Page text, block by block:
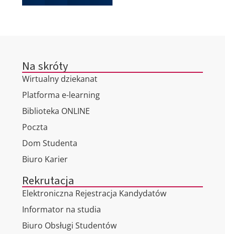
Na skróty
Wirtualny dziekanat
Platforma e-learning
Biblioteka ONLINE
Poczta
Dom Studenta
Biuro Karier
Rekrutacja
Elektroniczna Rejestracja Kandydatów
Informator na studia
Biuro Obsługi Studentów